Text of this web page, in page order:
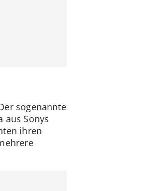
sogenannte
aus Sonys
ihren